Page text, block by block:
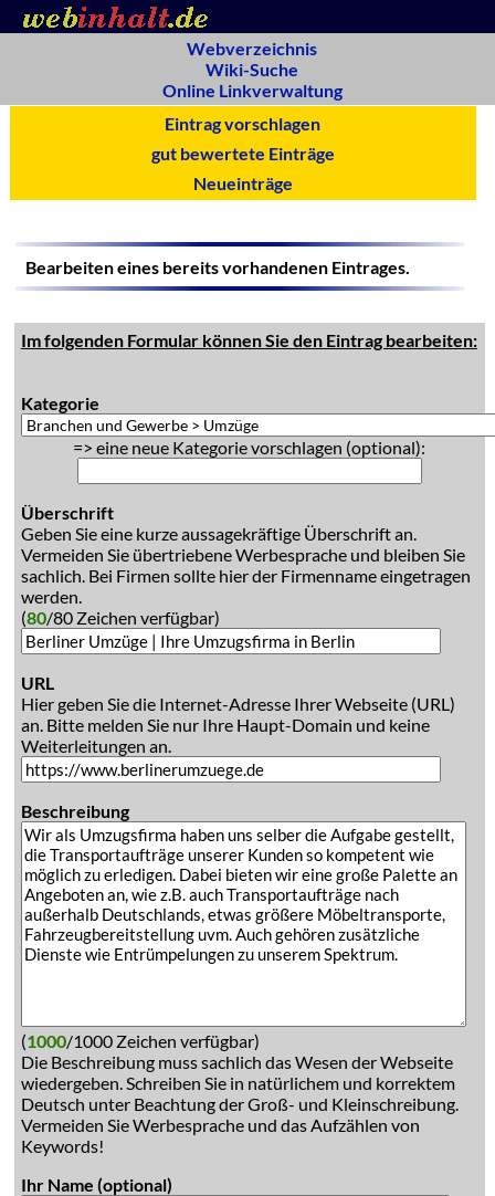
Webverzeichnis
Wiki-Suche
Online Linkverwaltung
Eintrag vorschlagen
gut bewertete Einträge
Neueinträge
Bearbeiten eines bereits vorhandenen Eintrages.
Im folgenden Formular können Sie den Eintrag bearbeiten:
Kategorie
=> eine neue Kategorie vorschlagen (optional):
Überschrift
Geben Sie eine kurze aussagekräftige Überschrift an.
Vermeiden Sie übertriebene Werbesprache und bleiben Sie
sachlich. Bei Firmen sollte hier der Firmenname eingetragen
werden.
(80/80 Zeichen verfügbar)
URL
Hier geben Sie die Internet-Adresse Ihrer Webseite (URL)
an. Bitte melden Sie nur Ihre Haupt-Domain und keine
Weiterleitungen an.
Beschreibung
(1000/1000 Zeichen verfügbar)
Die Beschreibung muss sachlich das Wesen der Webseite
wiedergeben. Schreiben Sie in natürlichem und korrektem
Deutsch unter Beachtung der Groß- und Kleinschreibung.
Vermeiden Sie Werbesprache und das Aufzählen von
Keywords!
Ihr Name (optional)